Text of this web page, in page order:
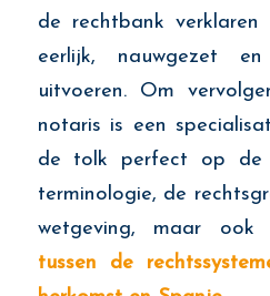
de rechtbank
eerlijk, nauwgezet
uitvoeren. Om
notaris is een
de tolk perfect op de
terminologie, de
wetgeving, maar
tussen de